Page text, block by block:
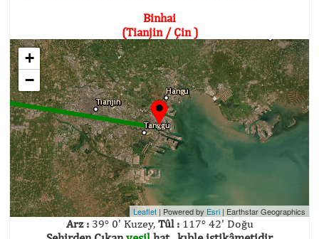
Binhai
(Tianjin / Çin )
+
−
Leaflet | Powered by Esri | Earthstar Geographics
Arz :39° 0' Kuzey, Tûl :117° 42' Doğu